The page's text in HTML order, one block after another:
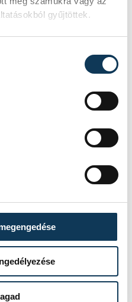
gyűjtöttek.